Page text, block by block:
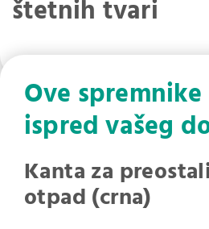
štetnih tvari
Ove
ispred vašeg
Kanta za
otpad (crna)